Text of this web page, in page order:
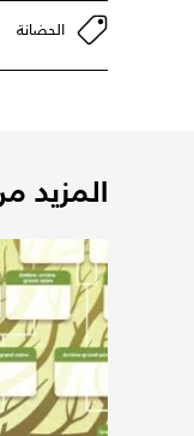
الحضانة
المزيد